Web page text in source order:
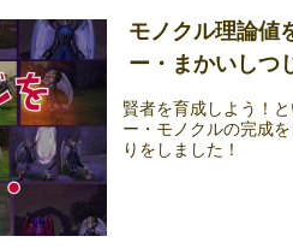
モノクル理論値
ー・まかいしつ
賢者を育成しよう！
ー・モノクルの完成
りをしました！